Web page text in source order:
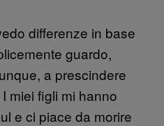
differenze in base
guardo,
a prescindere
miei figli mi hanno
e ci piace da morire